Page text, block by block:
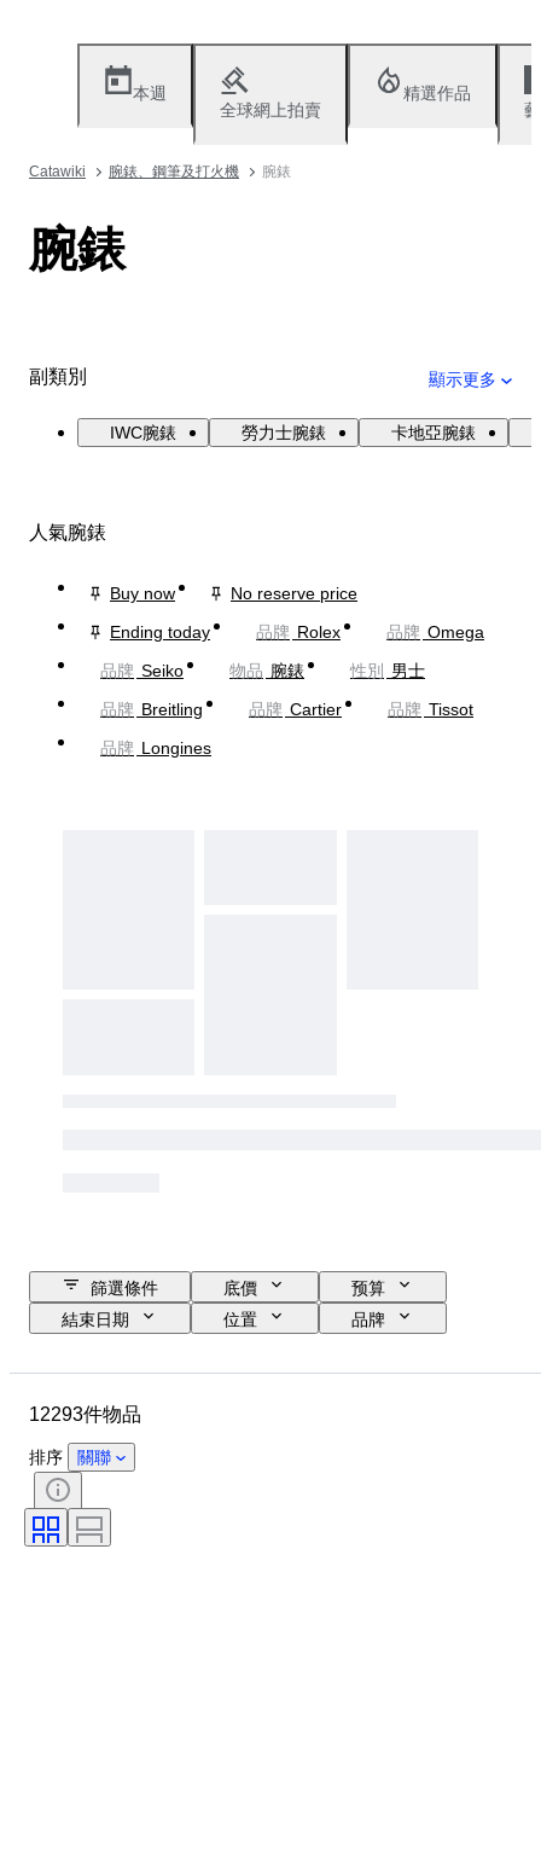
本週
全球網上拍賣
精選作品
Catawiki 腕錶、鋼筆及打火機 腕錶
腕錶
副類別 顯示更多
IWC腕錶 勞力士腕錶 卡地亞腕錶
人氣腕錶
Buy now
No reserve price
Ending today
品牌 Rolex 品牌 Omega
品牌 Seiko 物品 腕錶 性別
男士
品牌 Breitling 品牌 Cartier 品牌 Tissot
品牌 Longines
篩選條件 底價
预算
結束日期
位置
品牌
狀態
標題
顏色
時代
原件/副本
12293件物品
排序 關聯